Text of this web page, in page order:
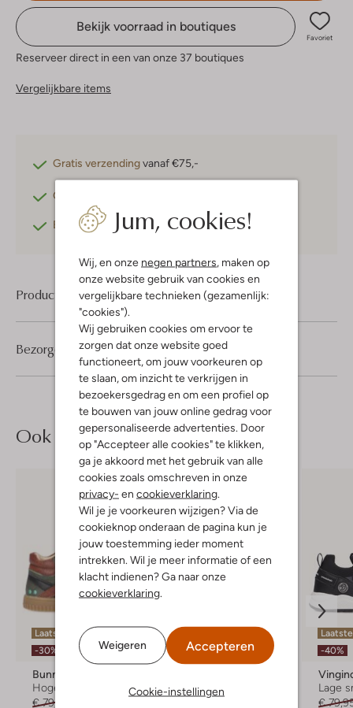
Jum, cookies!
Wij, en onze negen partners , maken op
onze website gebruik van cookies en
vergelijkbare technieken (gezamenlijk:
"cookies").
Wij gebruiken cookies om ervoor te
zorgen dat onze website goed
functioneert, om jouw voorkeuren op
te slaan, om inzicht te verkrijgen in
bezoekersgedrag en om een profiel op
te bouwen van jouw online gedrag voor
gepersonaliseerde advertenties. Door
op "Accepteer alle cookies" te klikken,
ga je akkoord met het gebruik van alle
cookies zoals omschreven in onze
privacy- en cookieverklaring
Wil je je voorkeuren wijzigen? Via de
cookieknop onderaan de pagina kun je
jouw toestemming ieder moment
intrekken. Wil je meer informatie of een
klacht indienen? Ga naar onze
cookieverklaring
Weigeren Accepteren
Cookie-instellingen
Bekijk voorraad in boutiques
Favoriet
Reserveer direct in een van onze 37 boutiques
Vergelijkbare items
Gratis verzendingvanaf €75,-
Gratis retourneren
Betaal achterafmet Klarna
Product informatie
Bezorgen & retourneren
Ook iets voor jou?
Laatste maten
-30%
Bunniesjr
Hoge sneakers
€ 79,95
-20%
Hoge sneakers
-40%
Lage
€